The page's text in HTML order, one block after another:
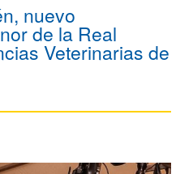
nuevo
de la Real
Veterinarias de